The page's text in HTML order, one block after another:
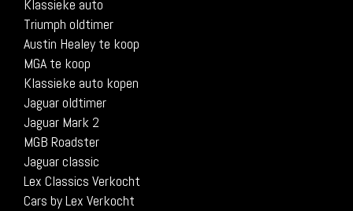
Klassieke auto
Triumph oldtimer
Austin Healey te koop
MGA te koop
Klassieke auto kopen
Jaguar oldtimer
Jaguar Mark 2
MGB Roadster
Jaguar classic
Lex Classics Verkocht
Cars by Lex Verkocht